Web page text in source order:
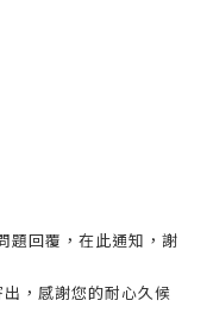
題回覆，在此通知，謝
，感謝您的耐心久候